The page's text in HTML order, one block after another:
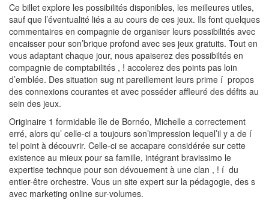
Ce billet explore les possibilités disponibles, les meilleures utiles,
sauf que l’éventualité liés a au cours de ces jeux. Ils font quelques
commentaires en compagnie de organiser leurs possibilités avec
encaisser pour son’brique profond avec ses jeux gratuits. Tout en
vous adaptant chaque jour, nous apaiserez des possibiltés en
compagnie de comptabilités , ! accolerez des points pas loin
d’emblée. Des situation sug nt pareillement leurs prime í propos
des connexions courantes et avec posséder affleuré des défits au
sein des jeux.
Originaire 1 formidable île de Bornéo, Michelle a correctement
erré, alors qu’ celle-ci a toujours son’impression lequel’il y a de í
tel point à découvrir. Celle-ci se accapare considérée sur cette
existence au mieux pour sa famille, intégrant bravissimo le
expertise technque pour son dévouement à une clan , ! í du
entier-être orchestre. Vous un site expert sur la pédagogie, des s
avec marketing online sur-volumes.